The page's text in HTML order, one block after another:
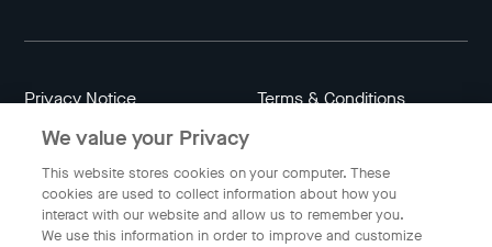
Privacy Notice Terms & Conditions
Data Attribution
Indonesia
We value your Privacy
This website stores cookies on your computer. These
cookies are used to collect information about how you
interact with our website and allow us to remember you.
We use this information in order to improve and customize